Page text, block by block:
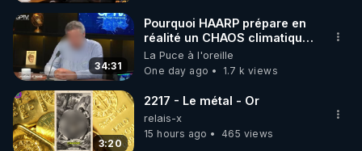
34:31
Pourquoi HAARP prépare en
réalité un CHAOS climatique,
on répond
La Puce à l'oreille
One day ago
1.7 k views
3:20
2217 - Le métal - Or
relais-x
15 hours ago
465 views